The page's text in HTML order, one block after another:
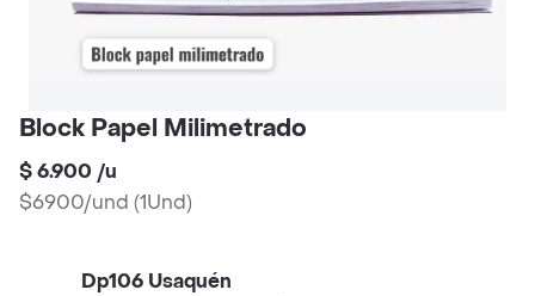
Block Papel Milimetrado
$ 6.900 /u
$6900/und (1Und)
Dp106 Usaquén